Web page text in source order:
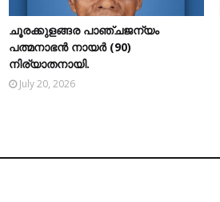
ചൂരക്കുളങ്ങര പാഞ്ചജന്യം
പത്മനാഭന്‍ നായര്‍ (90)
നിര്യാതനായി.
July 20, 2026